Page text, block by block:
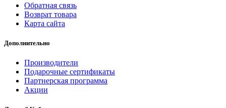
Обратная связь
Возврат товара
Карта сайта
Дополнительно
Производители
Подарочные сертификаты
Партнерская программа
Акции